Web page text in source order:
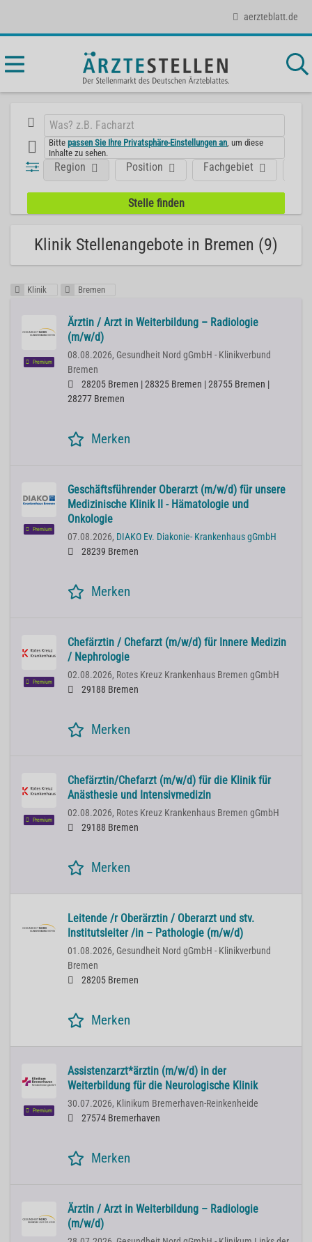
aerzteblatt.de
Bittepassen Sie Ihre Privatsphäre-Einstellungen an , um diese
Inhalte zu sehen.
Position Fachgebiet
Region
Klinik Stellenangebote in Bremen (9)
Klinik Bremen
Premium
Ärztin / Arzt in Weiterbildung – Radiologie
(m/w/d)
08.08.2026, Gesundheit Nord gGmbH - Klinikverbund
Bremen
28205 Bremen | 28325 Bremen | 28755 Bremen |
28277 Bremen
Merken
Premium
Geschäftsführender Oberarzt (m/w/d) für unsere
Medizinische Klinik II - Hämatologie und
Onkologie
07.08.2026, DIAKO Ev. Diakonie- Krankenhaus gGmbH
28239 Bremen
Merken
Premium
Chefärztin / Chefarzt (m/w/d) für Innere Medizin
/ Nephrologie
02.08.2026, Rotes Kreuz Krankenhaus Bremen gGmbH
29188 Bremen
Merken
Premium
Chefärztin/Chefarzt (m/w/d) für die Klinik für
Anästhesie und Intensivmedizin
02.08.2026, Rotes Kreuz Krankenhaus Bremen gGmbH
29188 Bremen
Merken
Leitende /r Oberärztin / Oberarzt und stv.
Institutsleiter /in – Pathologie (m/w/d)
01.08.2026, Gesundheit Nord gGmbH - Klinikverbund
Bremen
28205 Bremen
Merken
Premium
Assistenzarzt*ärztin (m/w/d) in der
Weiterbildung für die Neurologische Klinik
30.07.2026, Klinikum Bremerhaven-Reinkenheide
27574 Bremerhaven
Merken
Ärztin / Arzt in Weiterbildung – Radiologie
(m/w/d)